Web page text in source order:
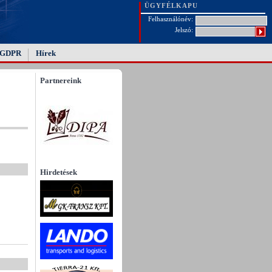
ÜGYFÉLKAPU
Felhasználónév:
Jelszó:
GDPR Hírek
Partnereink
Hirdetések